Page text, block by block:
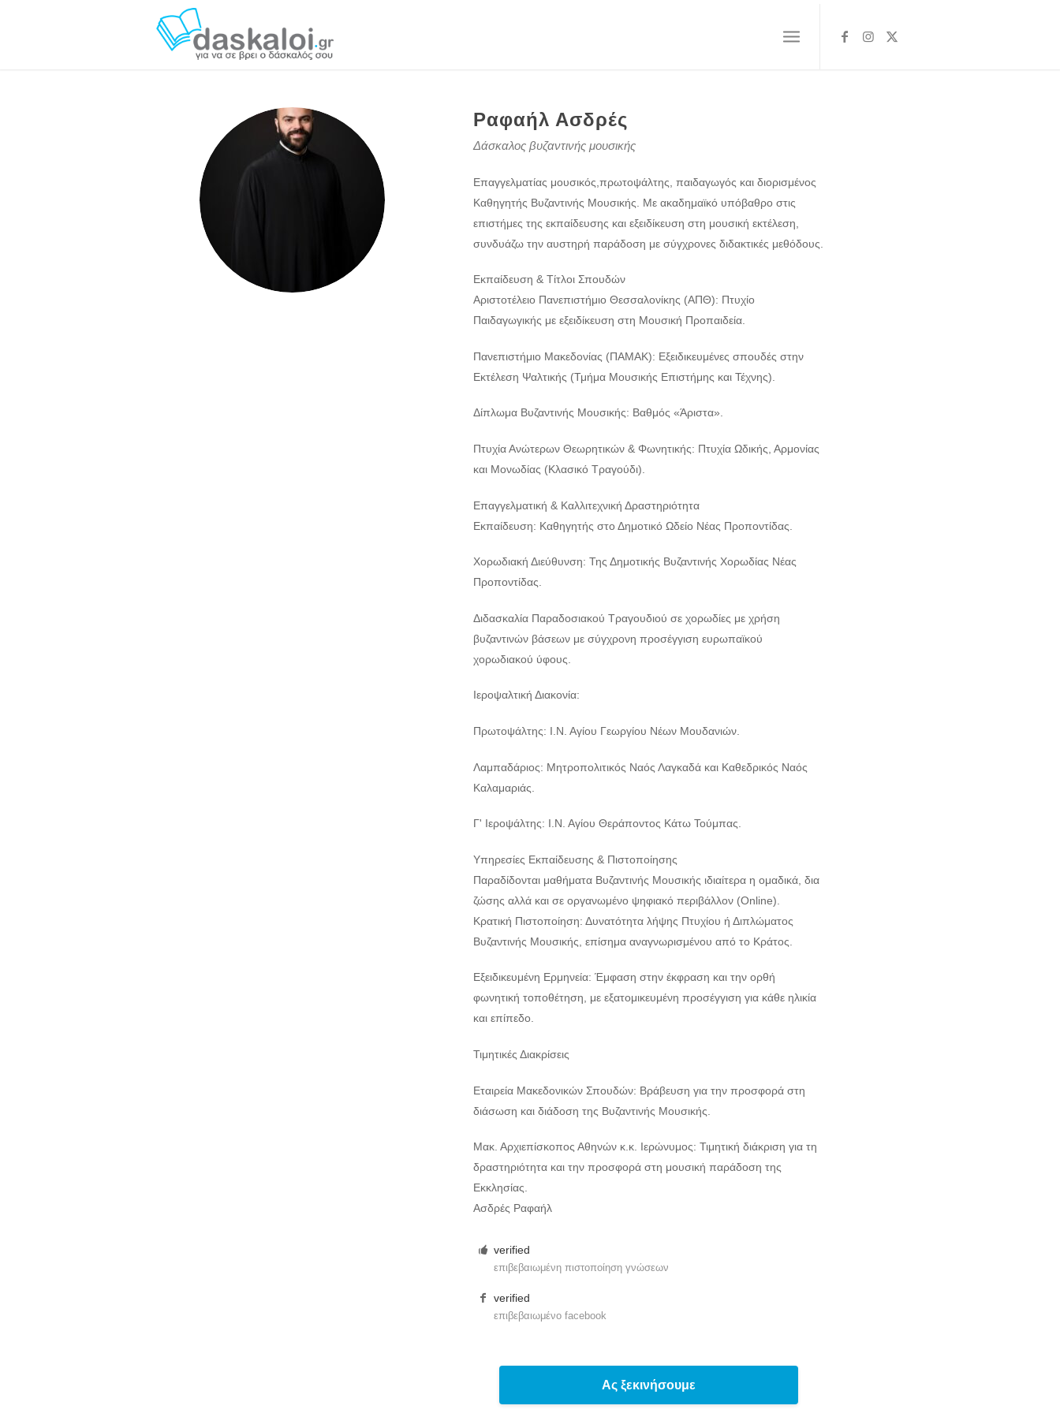
Ραφαήλ Ασδρές
Δάσκαλος βυζαντινής μουσικής
Επαγγελματίας μουσικός,πρωτοψάλτης, παιδαγωγός και διορισμένος
Καθηγητής Βυζαντινής Μουσικής. Με ακαδημαϊκό υπόβαθρο στις
επιστήμες της εκπαίδευσης και εξειδίκευση στη μουσική εκτέλεση,
συνδυάζω την αυστηρή παράδοση με σύγχρονες διδακτικές μεθόδους.
Εκπαίδευση & Τίτλοι Σπουδών
Αριστοτέλειο Πανεπιστήμιο Θεσσαλονίκης (ΑΠΘ): Πτυχίο
Παιδαγωγικής με εξειδίκευση στη Μουσική Προπαιδεία.
Πανεπιστήμιο Μακεδονίας (ΠΑΜΑΚ): Εξειδικευμένες σπουδές στην
Εκτέλεση Ψαλτικής (Τμήμα Μουσικής Επιστήμης και Τέχνης).
Δίπλωμα Βυζαντινής Μουσικής: Βαθμός «Άριστα».
Πτυχία Ανώτερων Θεωρητικών & Φωνητικής: Πτυχία Ωδικής, Αρμονίας
και Μονωδίας (Κλασικό Τραγούδι).
Επαγγελματική & Καλλιτεχνική Δραστηριότητα
Εκπαίδευση: Καθηγητής στο Δημοτικό Ωδείο Νέας Προποντίδας.
Χορωδιακή Διεύθυνση: Της Δημοτικής Βυζαντινής Χορωδίας Νέας
Προποντίδας.
Διδασκαλία Παραδοσιακού Τραγουδιού σε χορωδίες με χρήση
βυζαντινών βάσεων με σύγχρονη προσέγγιση ευρωπαϊκού
χορωδιακού ύφους.
Ιεροψαλτική Διακονία:
Πρωτοψάλτης: Ι.Ν. Αγίου Γεωργίου Νέων Μουδανιών.
Λαμπαδάριος: Μητροπολιτικός Ναός Λαγκαδά και Καθεδρικός Ναός
Καλαμαριάς.
Γ' Ιεροψάλτης: Ι.Ν. Αγίου Θεράποντος Κάτω Τούμπας.
Υπηρεσίες Εκπαίδευσης & Πιστοποίησης
Παραδίδονται μαθήματα Βυζαντινής Μουσικής ιδιαίτερα η ομαδικά, δια
ζώσης αλλά και σε οργανωμένο ψηφιακό περιβάλλον (Online).
Κρατική Πιστοποίηση: Δυνατότητα λήψης Πτυχίου ή Διπλώματος
Βυζαντινής Μουσικής, επίσημα αναγνωρισμένου από το Κράτος.
Εξειδικευμένη Ερμηνεία: Έμφαση στην έκφραση και την ορθή
φωνητική τοποθέτηση, με εξατομικευμένη προσέγγιση για κάθε ηλικία
και επίπεδο.
Τιμητικές Διακρίσεις
Εταιρεία Μακεδονικών Σπουδών: Βράβευση για την προσφορά στη
διάσωση και διάδοση της Βυζαντινής Μουσικής.
Μακ. Αρχιεπίσκοπος Αθηνών κ.κ. Ιερώνυμος: Τιμητική διάκριση για τη
δραστηριότητα και την προσφορά στη μουσική παράδοση της
Εκκλησίας.
Ασδρές Ραφαήλ
verified
επιβεβαιωμένη πιστοποίηση γνώσεων
verified
επιβεβαιωμένο facebook
Ας ξεκινήσουμε